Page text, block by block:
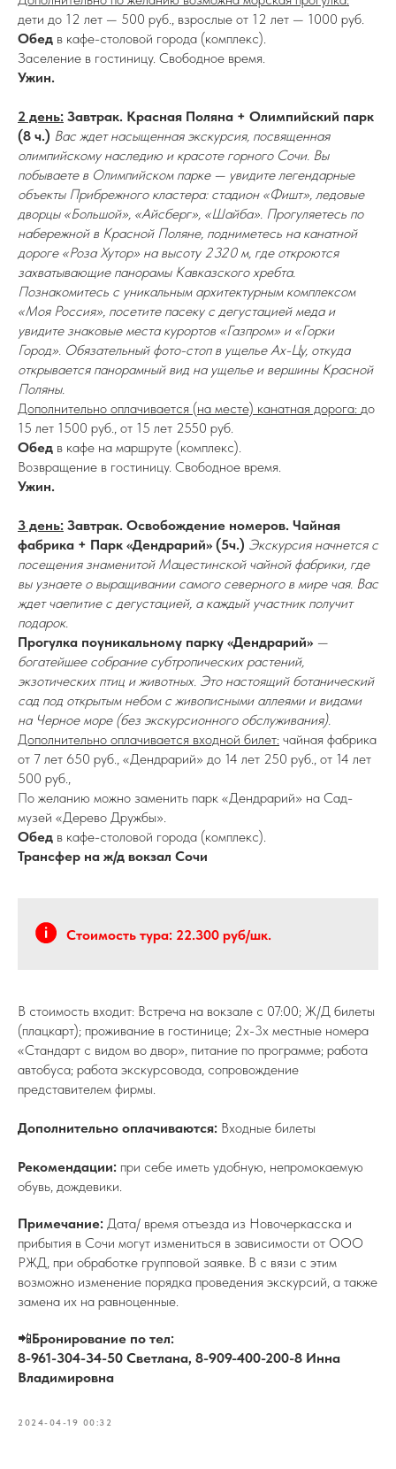
дети до 12 лет — 500 руб., взрослые от 12 лет — 1000 руб.
Обед в кафе-столовой города (комплекс).
Заселение в гостиницу. Свободное время.
Ужин.
2 день: Завтрак. Красная Поляна + Олимпийский парк
(8 ч.) Вас ждет насыщенная экскурсия, посвященная
олимпийскому наследию и красоте горного Сочи. Вы
побываете в Олимпийском парке — увидите легендарные
объекты Прибрежного кластера: стадион «Фишт», ледовые
дворцы «Большой», «Айсберг», «Шайба». Прогуляетесь по
набережной в Красной Поляне, подниметесь на канатной
дороге «Роза Хутор» на высоту 2320 м, где откроются
захватывающие панорамы Кавказского хребта.
Познакомитесь с уникальным архитектурным комплексом
«Моя Россия», посетите пасеку с дегустацией меда и
увидите знаковые места курортов «Газпром» и «Горки
Город». Обязательный фото-стоп в ущелье Ах-Цу, откуда
открывается панорамный вид на ущелье и вершины Красной
Поляны.
Дополнительно оплачивается (на месте) канатная дорога: до
15 лет 1500 руб., от 15 лет 2550 руб.
Обед в кафе на маршруте (комплекс).
Возвращение в гостиницу. Свободное время.
Ужин.
3 день: Завтрак. Освобождение номеров. Чайная
фабрика + Парк «Дендрарий» (5ч.) Экскурсия начнется с
посещения знаменитой Мацестинской чайной фабрики, где
вы узнаете о выращивании самого северного в мире чая. Вас
ждет чаепитие с дегустацией, а каждый участник получит
подарок.
Прогулка поуникальному парку «Дендрарий» —
богатейшее собрание субтропических растений,
экзотических птиц и животных. Это настоящий ботанический
сад под открытым небом с живописными аллеями и видами
на Черное море (без экскурсионного обслуживания).
Дополнительно оплачивается входной билет: чайная фабрика
от 7 лет 650 руб., «Дендрарий» до 14 лет 250 руб., от 14 лет
500 руб.,
По желанию можно заменить парк «Дендрарий» на Сад-
музей «Дерево Дружбы».
Обед в кафе-столовой города (комплекс).
Трансфер на ж/д вокзал Сочи
Стоимость тура: 22.300 руб/шк.
В стоимость входит: Встреча на вокзале с 07:00; Ж/Д билеты
(плацкарт); проживание в гостинице; 2х-3х местные номера
«Стандарт с видом во двор», питание по программе; работа
автобуса; работа экскурсовода, сопровождение
представителем фирмы.
Дополнительно оплачиваются: Входные билеты
Рекомендации: при себе иметь удобную, непромокаемую
обувь, дождевики.
Примечание: Дата/ время отъезда из Новочеркасска и
прибытия в Сочи могут измениться в зависимости от ООО
РЖД, при обработке групповой заявке. В с вязи с этим
возможно изменение порядка проведения экскурсий, а также
замена их на равноценные.
📲Бронирование по тел:
8-961-304-34-50 Светлана, 8-909-400-200-8 Инна
Владимировна
2024-04-19 00:32